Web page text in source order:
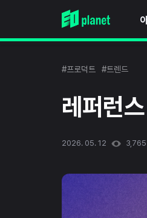
#프로덕트 #트렌드
레퍼런
2026. 05. 12 3,765